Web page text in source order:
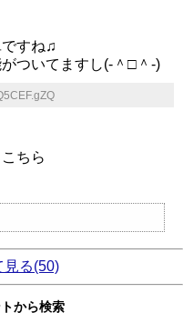
すね♫
ついてますし(-＾□＾-)
ちら
見る(50)
から検索